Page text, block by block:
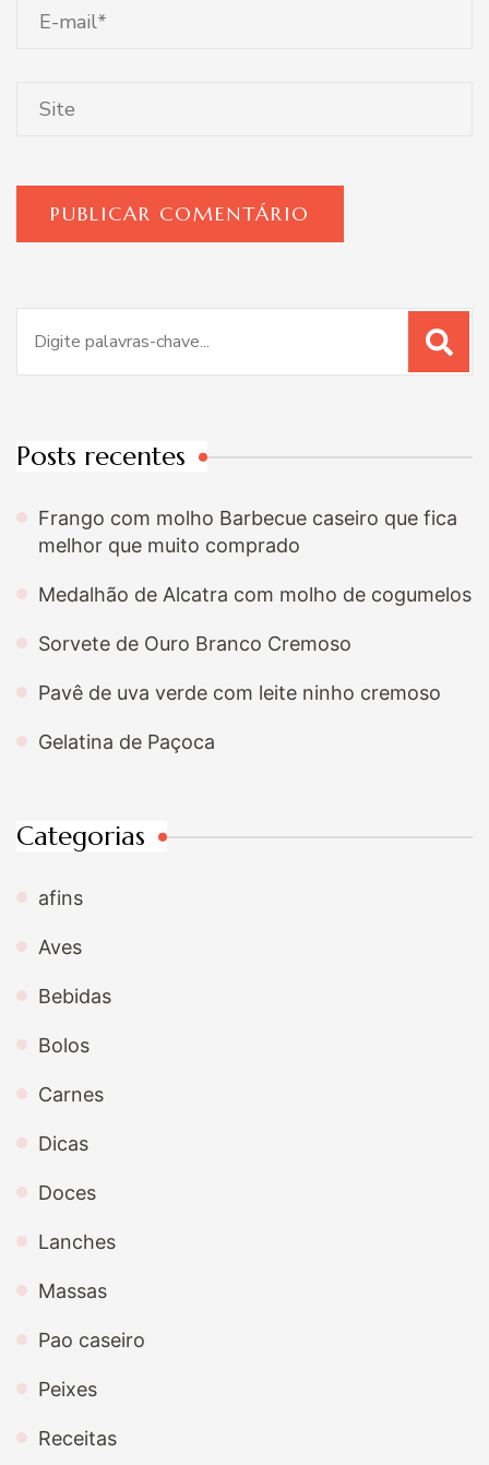
por:
Posts recentes
Frango com molho Barbecue caseiro que fica
melhor que muito comprado
Medalhão de Alcatra com molho de cogumelos
Sorvete de Ouro Branco Cremoso
Pavê de uva verde com leite ninho cremoso
Gelatina de Paçoca
Categorias
afins
Aves
Bebidas
Bolos
Carnes
Dicas
Doces
Lanches
Massas
Pao caseiro
Peixes
Receitas